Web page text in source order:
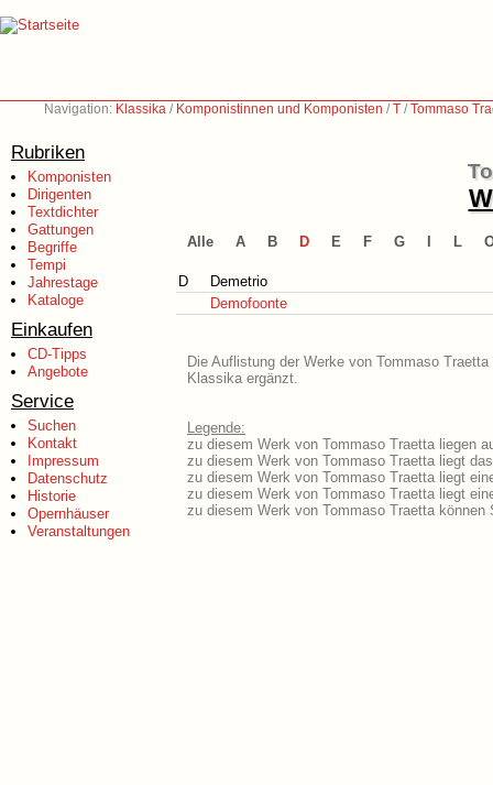
Navigation: Klassika / Komponistinnen und Komponisten /T /Tommaso
Rubriken
Komponisten
Dirigenten
Textdichter
Gattungen
Begriffe
Tempi
Jahrestage
Kataloge
Einkaufen
CD-Tipps
Angebote
Service
Suchen
Kontakt
Impressum
Datenschutz
Historie
Opernhäuser
Veranstaltungen
Alle A B D E F G L
D
Demetrio
Demofoonte
Die Auflistung der Werke von Tommaso
Klassika ergänzt.
Legende:
zu diesem Werk von Tommaso Traetta liegen
zu diesem Werk von Tommaso Traetta liegt
zu diesem Werk von Tommaso Traetta liegt
zu diesem Werk von Tommaso Traetta liegt
zu diesem Werk von Tommaso Traetta können